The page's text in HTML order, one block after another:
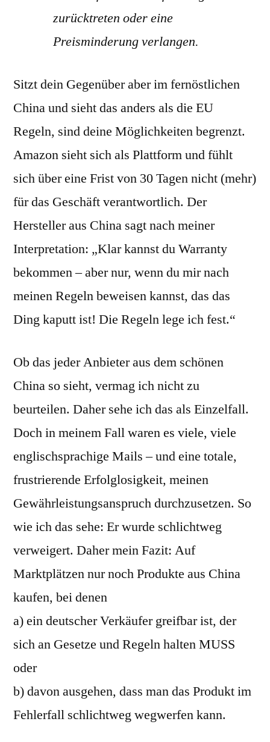
zurücktreten oder eine
Preisminderung verlangen.
Sitzt dein Gegenüber aber im fernöstlichen
China und sieht das anders als die EU
Regeln, sind deine Möglichkeiten begrenzt.
Amazon sieht sich als Plattform und fühlt
sich über eine Frist von 30 Tagen nicht (mehr)
für das Geschäft verantwortlich. Der
Hersteller aus China sagt nach meiner
Interpretation: „Klar kannst du Warranty
bekommen – aber nur, wenn du mir nach
meinen Regeln beweisen kannst, das das
Ding kaputt ist! Die Regeln lege ich fest.“
Ob das jeder Anbieter aus dem schönen
China so sieht, vermag ich nicht zu
beurteilen. Daher sehe ich das als Einzelfall.
Doch in meinem Fall waren es viele, viele
englischsprachige Mails – und eine totale,
frustrierende Erfolglosigkeit, meinen
Gewährleistungsanspruch durchzusetzen. So
wie ich das sehe: Er wurde schlichtweg
verweigert. Daher mein Fazit: Auf
Marktplätzen nur noch Produkte aus China
kaufen, bei denen
a) ein deutscher Verkäufer greifbar ist, der
sich an Gesetze und Regeln halten MUSS
oder
b) davon ausgehen, dass man das Produkt im
Fehlerfall schlichtweg wegwerfen kann.